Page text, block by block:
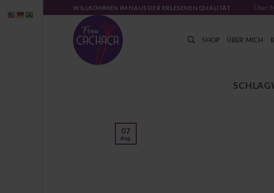
Inhalt
WILLKOMMEN IM HAUS DER ERLESENEN QUALITÄT Über
SHOP ÜBER MICH
07
Aug.